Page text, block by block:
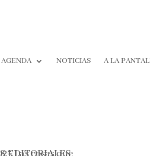
AGENDA NOTICIAS A LA